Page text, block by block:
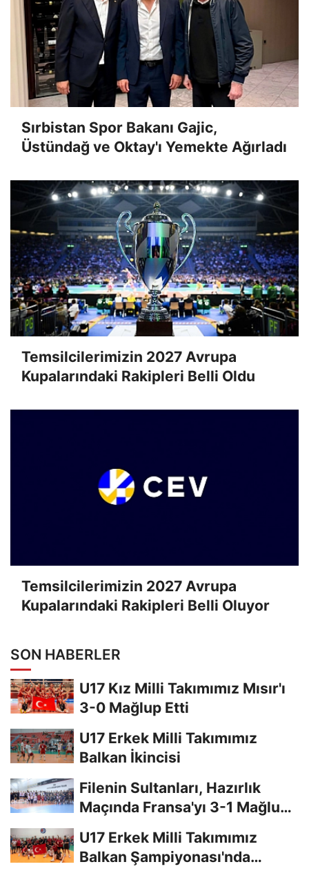
Sırbistan Spor Bakanı Gajic,
Üstündağ ve Oktay'ı Yemekte Ağırladı
Temsilcilerimizin 2027 Avrupa
Kupalarındaki Rakipleri Belli Oldu
Temsilcilerimizin 2027 Avrupa
Kupalarındaki Rakipleri Belli Oluyor
SON HABERLER
U17 Kız Milli Takımımız Mısır'ı
3-0 Mağlup Etti
U17 Erkek Milli Takımımız
Balkan İkincisi
Filenin Sultanları, Hazırlık
Maçında Fransa'yı 3-1 Mağlup
U17 Erkek Milli Takımımız
Balkan Şampiyonası'nda